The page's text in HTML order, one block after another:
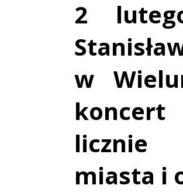
2
w
koncert
licznie
miasta i